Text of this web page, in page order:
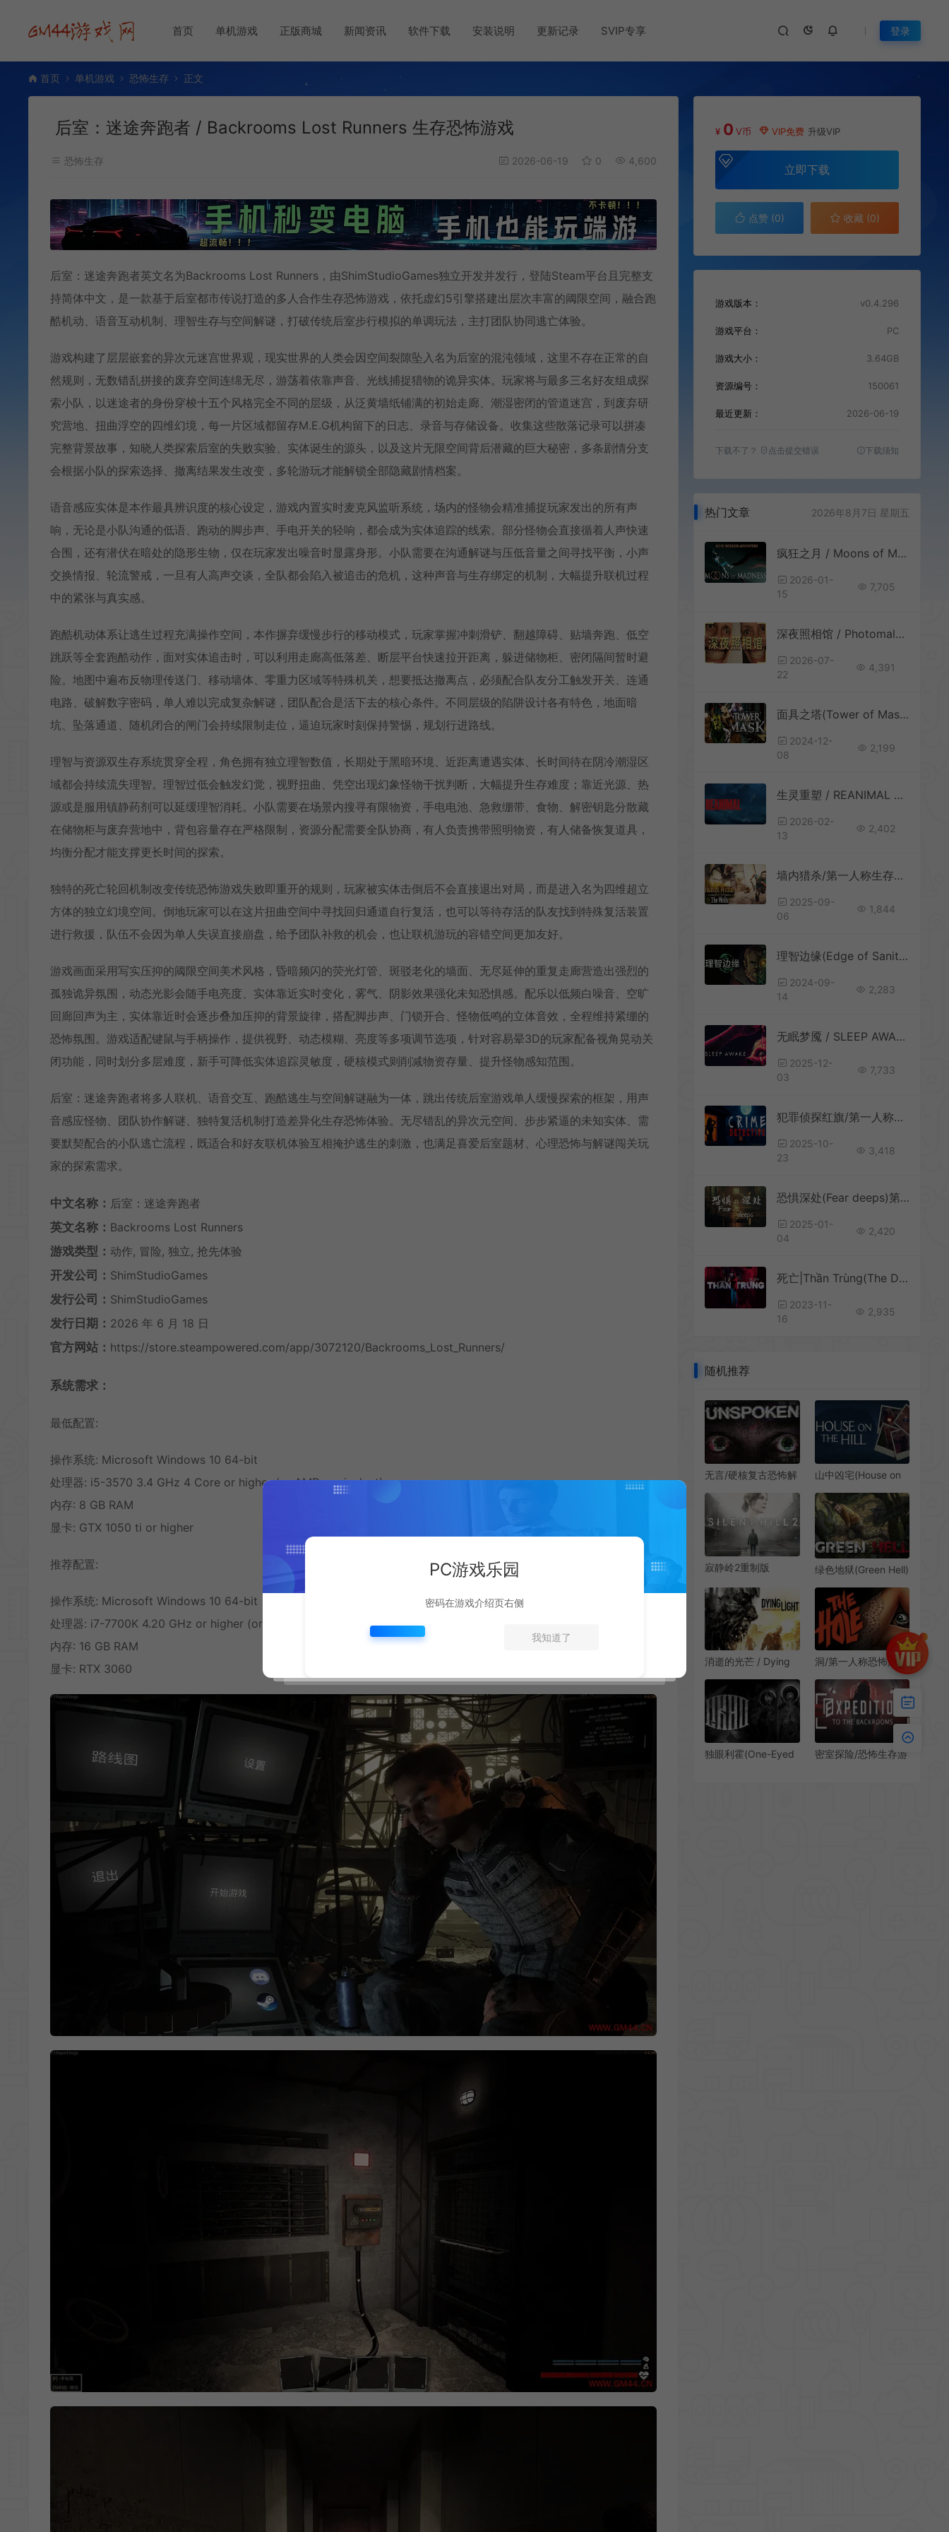
首页 单机游戏 正版商城 新闻资讯 软件下载 安装说明 更新记录 SVIP专享 登录
首页 单机游戏 恐怖生存 正文
后室：迷途奔跑者 / Backrooms Lost Runners 生存恐怖游戏
恐怖生存 2026-06-19 0 4,600
后室：迷途奔跑者英文名为Backrooms Lost Runners，由ShimStudioGames独立开发并发行，登陆Steam平台且完整支
持简体中文，是一款基于后室都市传说打造的多人合作生存恐怖游戏，依托虚幻5引擎搭建出层次丰富的阈限空间，融合跑
酷机动、语音互动机制、理智生存与空间解谜，打破传统后室步行模拟的单调玩法，主打团队协同逃亡体验。
游戏构建了层层嵌套的异次元迷宫世界观，现实世界的人类会因空间裂隙坠入名为后室的混沌领域，这里不存在正常的自
然规则，无数错乱拼接的废弃空间连绵无尽，游荡着依靠声音、光线捕捉猎物的诡异实体。玩家将与最多三名好友组成探
索小队，以迷途者的身份穿梭十五个风格完全不同的层级，从泛黄墙纸铺满的初始走廊、潮湿密闭的管道迷宫，到废弃研
究营地、扭曲浮空的四维幻境，每一片区域都留存M.E.G机构留下的日志、录音与存储设备。收集这些散落记录可以拼凑
完整背景故事，知晓人类探索后室的失败实验、实体诞生的源头，以及这片无限空间背后潜藏的巨大秘密，多条剧情分支
会根据小队的探索选择、撤离结果发生改变，多轮游玩才能解锁全部隐藏剧情档案。
语音感应实体是本作最具辨识度的核心设定，游戏内置实时麦克风监听系统，场内的怪物会精准捕捉玩家发出的所有声
响，无论是小队沟通的低语、跑动的脚步声、手电开关的轻响，都会成为实体追踪的线索。部分怪物会直接循着人声快速
合围，还有潜伏在暗处的隐形生物，仅在玩家发出噪音时显露身形。小队需要在沟通解谜与压低音量之间寻找平衡，小声
交换情报、轮流警戒，一旦有人高声交谈，全队都会陷入被追击的危机，这种声音与生存绑定的机制，大幅提升联机过程
中的紧张与真实感。
跑酷机动体系让逃生过程充满操作空间，本作摒弃缓慢步行的移动模式，玩家掌握冲刺滑铲、翻越障碍、贴墙奔跑、低空
跳跃等全套跑酷动作，面对实体追击时，可以利用走廊高低落差、断层平台快速拉开距离，躲进储物柜、密闭隔间暂时避
险。地图中遍布反物理传送门、移动墙体、零重力区域等特殊机关，想要抵达撤离点，必须配合队友分工触发开关、连通
电路、破解数字密码，单人难以完成复杂解谜，团队配合是活下去的核心条件。不同层级的陷阱设计各有特色，地面暗
坑、坠落通道、随机闭合的闸门会持续限制走位，逼迫玩家时刻保持警惕，规划行进路线。
理智与资源双生存系统贯穿全程，角色拥有独立理智数值，长期处于黑暗环境、近距离遭遇实体、长时间待在阴冷潮湿区
域都会持续流失理智。理智过低会触发幻觉，视野扭曲、凭空出现幻象怪物干扰判断，大幅提升生存难度；靠近光源、热
源或是服用镇静药剂可以延缓理智消耗。小队需要在场景内搜寻有限物资，手电电池、急救绷带、食物、解密钥匙分散藏
在储物柜与废弃营地中，背包容量存在严格限制，资源分配需要全队协商，有人负责携带照明物资，有人储备恢复道具，
均衡分配才能支撑更长时间的探索。
独特的死亡轮回机制改变传统恐怖游戏失败即重开的规则，玩家被实体击倒后不会直接退出对局，而是进入名为四维超立
方体的独立幻境空间。倒地玩家可以在这片扭曲空间中寻找回归通道自行复活，也可以等待存活的队友找到特殊复活装置
进行救援，队伍不会因为单人失误直接崩盘，给予团队补救的机会，也让联机游玩的容错空间更加友好。
游戏画面采用写实压抑的阈限空间美术风格，昏暗频闪的荧光灯管、斑驳老化的墙面、无尽延伸的重复走廊营造出强烈的
孤独诡异氛围，动态光影会随手电亮度、实体靠近实时变化，雾气、阴影效果强化未知恐惧感。配乐以低频白噪音、空旷
回廊回声为主，实体靠近时会逐步叠加压抑的背景旋律，搭配脚步声、门锁开合、怪物低鸣的立体音效，全程维持紧绷的
恐怖氛围。游戏适配键鼠与手柄操作，提供视野、动态模糊、亮度等多项调节选项，针对容易晕3D的玩家配备视角晃动关
闭功能，同时划分多层难度，新手可降低实体追踪灵敏度，硬核模式则削减物资存量、提升怪物感知范围。
后室：迷途奔跑者将多人联机、语音交互、跑酷逃生与空间解谜融为一体，跳出传统后室游戏单人缓慢探索的框架，用声
音感应怪物、团队协作解谜、独特复活机制打造差异化生存恐怖体验。无尽错乱的异次元空间、步步紧逼的未知实体、需
要默契配合的小队逃亡流程，既适合和好友联机体验互相掩护逃生的刺激，也满足喜爱后室题材、心理恐怖与解谜闯关玩
家的探索需求。
中文名称： 后室：迷途奔跑者
英文名称： Backrooms Lost Runners
游戏类型： 动作, 冒险, 独立, 抢先体验
开发公司： ShimStudioGames
发行公司： ShimStudioGames
发行日期： 2026 年 6 月 18 日
官方网站： https://store.steampowered.com/app/3072120/Backrooms_Lost_Runners/
系统需求：
最低配置:
操作系统: Microsoft Windows 10 64-bit
处理器: i5-3570 3.4 GHz 4 Core or higher (or AMD equivalent)
内存: 8 GB RAM
显卡: GTX 1050 ti or higher
推荐配置:
操作系统: Microsoft Windows 10 64-bit
处理器: i7-7700K 4.20 GHz or higher (or AMD equivalent)
内存: 16 GB RAM
显卡: RTX 3060
¥ 0 V币 VIP免费 升级VIP
立即下载
点赞 (0) 收藏 (0)
游戏版本： v0.4.296
游戏平台： PC
游戏大小： 3.64GB
资源编号： 150061
最近更新： 2026-06-19
下载不了？ 点击提交错误 下载须知
热门文章 2026年8月7日 星期五
疯狂之月 / Moons of Madness 第一人称宇宙恐怖游戏
2026-01-
15
7,705
深夜照相馆 / Photomaly 第一人称恐怖游戏
2026-07-
22
4,391
面具之塔(Tower of Mask)地牢生存恐怖游戏|中文|攻略|视频|评测|免费下载
2024-12-
08
2,199
生灵重塑 / REANIMAL 黑暗恐怖逃离冒险游戏
2026-02-
13
2,402
墙内猎杀/第一人称生存恐怖游戏 Hunted Within The Walls 下载
2025-09-
06
1,844
理智边缘(Edge of Sanity)简中|PC|AVG|克苏鲁2D画面心理生存恐怖游戏
2024-09-
14
2,283
无眠梦魇 / SLEEP AWAKE 第一人称迷幻恐怖叙事游戏
2025-12-
03
7,733
犯罪侦探红旗/第一人称恐怖探索游戏 Crime Detective Red Flags 下载
2025-10-
23
3,418
恐惧深处(Fear deeps)第一人称心理恐怖游戏|中文|攻略|视频|免费下载
2025-01-
04
2,420
死亡|Thần Trùng(The Death | Thần Trùng)简中|PC|越南心理恐怖冒险游戏
2023-11-
16
2,935
随机推荐
无言/硬核复古恐怖解
山中凶宅(House on
中|PC|AVG|第一人称
惊悚恐怖冒险游戏
寂静岭2重制版
人称恐怖动作游戏|下
载
绿色地狱(Green Hell)
戏|下载
消逝的光芒 / Dying
恐怖生存游戏
洞/第一人称恐怖游戏
Hole 下载
独眼利霍(One-Eyed
密室探险/恐怖生存游
PC游戏乐园
密码在游戏介绍页右侧
我知道了